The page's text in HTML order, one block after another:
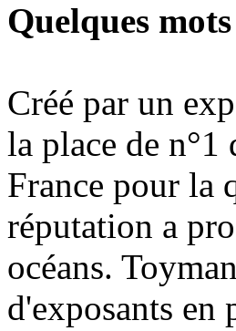
Quelques
Créé par un
la place de n°1
France pour la
réputation a
océans.
d'exposants en